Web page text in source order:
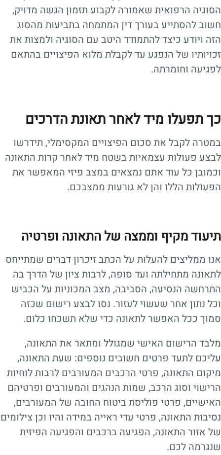
הסוגיה הרפואית שאמורה לקבוע תזמון הגשה מדויק,
חשוב להסתייע בעורך דין המתמחה בתביעות מהסוג
הזה ויודע כיצד להתמודד היטב עם הסוגיה ולמצות את
זכויותיו של הנפגע עד לקבלת מלוא הפיצויים בהתאם
לפגיעה וחומרתה.
כך תפעלו מיד לאחר תאונת הדרכים
במטרה לקבל את סכום הפיצויים המקסימלי, תידרשו
לבצע פעולות עצמאיות בשטח מיד לאחר קרות התאונה
וכמובן כל עוד אתם נמצאים במצב פיזי המאפשר את
הפעולות הללו והן לא גורעות ממצבכם.
תיעוד מקיף וממצה של התאונה ופרטיה
אנו ממליצים להעלות על הכתב זיכרון דברים שמתייחס
לתאונה מתחילתה ועד סופה, לרבות ציון של הדרך בה
התרחשה הנסיעה, הסביבה, מצב המכוניות על הכביש
וכל נתון אחר שעשוי לעזור. נסו לבצע רישום שכזה
סמוך ככל האפשר לתאונה כדי שלא תשכחו כלום.
מלבד הרישום האישי שמגולל ומתאר את התאונה,
עליכם לתעד פרטים חשובים נוספים: שעת התאונה,
מיקום התאונה, פרטי הרכבים המעורבים לרבות לוחיות
הרישוי וסוג הרכב, שמות הנהגים והמעורבים ופרטיהם
האישיים, פרטי פוליסת ביטוח החובה של המעורבים,
נסיבות התאונה, פרטי עדי ראייה במידה והיו וכן צילומים
של אזור התאונה, הפגיעה ברכבים והפגיעה הפיזית
שנגרמה לכם.